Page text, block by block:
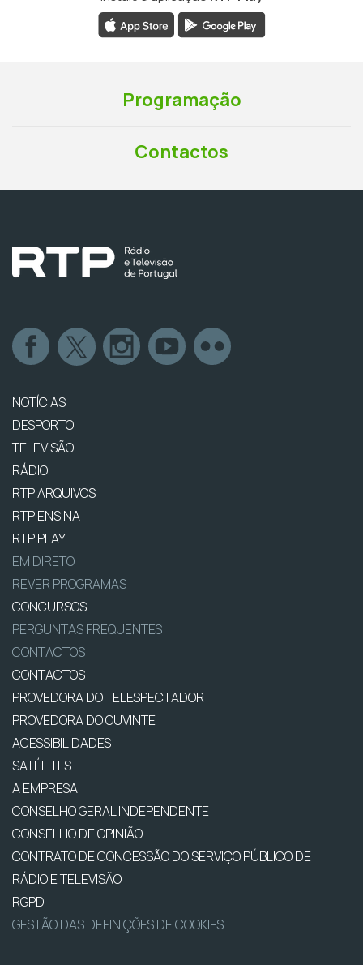
Programação
Contactos
NOTÍCIAS
DESPORTO
TELEVISÃO
RÁDIO
RTP ARQUIVOS
RTP ENSINA
RTP PLAY
EM DIRETO
REVER PROGRAMAS
CONCURSOS
PERGUNTAS FREQUENTES
CONTACTOS
CONTACTOS
PROVEDORA DO TELESPECTADOR
PROVEDORA DO OUVINTE
ACESSIBILIDADES
SATÉLITES
A EMPRESA
CONSELHO GERAL INDEPENDENTE
CONSELHO DE OPINIÃO
CONTRATO DE CONCESSÃO DO SERVIÇO PÚBLICO DE
RÁDIO E TELEVISÃO
RGPD
GESTÃO DAS DEFINIÇÕES DE COOKIES